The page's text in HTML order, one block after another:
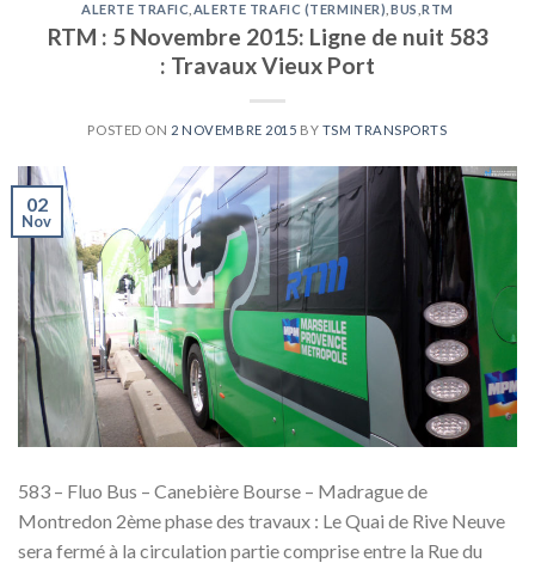
ALERTE TRAFIC ALERTE TRAFIC (TERMINER) BUS ,RTM
RTM : 5 Novembre 2015: Ligne de nuit 583
: Travaux Vieux Port
POSTED ON 2 NOVEMBRE 2015 BY TSM TRANSPORTS
02
Nov
583 – Fluo Bus – Canebière Bourse – Madrague de
Montredon 2ème phase des travaux : Le Quai de Rive Neuve
sera fermé à la circulation partie comprise entre la Rue du